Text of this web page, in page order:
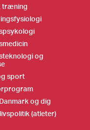
træning
og
sport
og dig
(atleter)